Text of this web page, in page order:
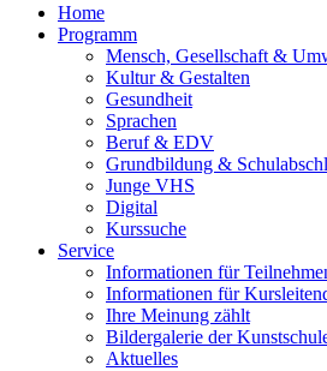
Home
Programm
Mensch, Gesellschaft &
Kultur & Gestalten
Gesundheit
Sprachen
Beruf & EDV
Grundbildung &
Junge VHS
Digital
Kurssuche
Service
Informationen für
Informationen für
Ihre Meinung zählt
Bildergalerie der
Aktuelles